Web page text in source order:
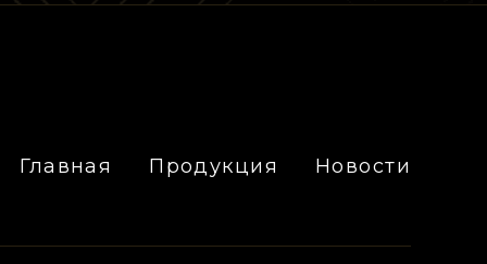
Главная Продукция Новости